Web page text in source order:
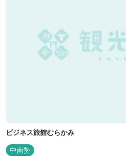
ビジネス旅館むらかみ
中南勢